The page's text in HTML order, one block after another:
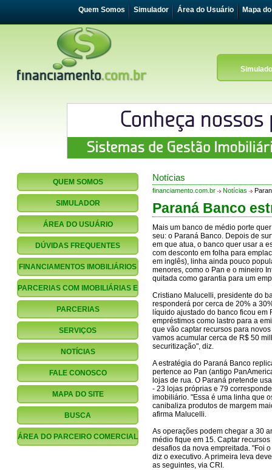
Quem Somos Simulador Área do Usuário Mapa
QUEM SOMOS
SIMULADOR
ÁREA DO USUÁRIO
DÚVIDAS FREQUENTES
FINANCIAMENTOS IMOBILIÁRIOS
PARCERIAS COM IMOBILIÁRIAS E
CORRETORES
PARCERIAS
FINANCIAMENTO.COM.BR
SERVIÇOS
NOTÍCIAS
FALE CONOSCO
MAPA DO SITE
BUSCA
ÁREA DO PARCEIRO COMERCIAL
Notícias
financiamento.com.br Notícias
Paraná Banco
Mais um banco de médio porte
seu: o Paraná Banco. Depois de
em que atua, o banco quer usar a
com desconto em folha para
em inglês), linha ainda pouco
menores, como o Pan e o mineiro
quitada como garantia para um
Cristiano Malucelli, presidente do
responderá por cerca de 20% a
líquido ajustado do banco ficou
empréstimos como lastro para a
que vão captar recursos para
vamos acumular cerca de R$ 50
securitização", diz.
A estratégia do Paraná Banco
pertence ao Pan (antigo
lojas de rua. O Paraná pretende
- 23 lojas próprias e 79
imobiliário. "Essa é uma linha que
canibaliza produtos de margem
afirma Malucelli.
As operações podem chegar a 30
médio fique em 15. Captar
desafios da nova empreitada. "Foi
diz o executivo. A primeira leva
as seguintes, via CRI.